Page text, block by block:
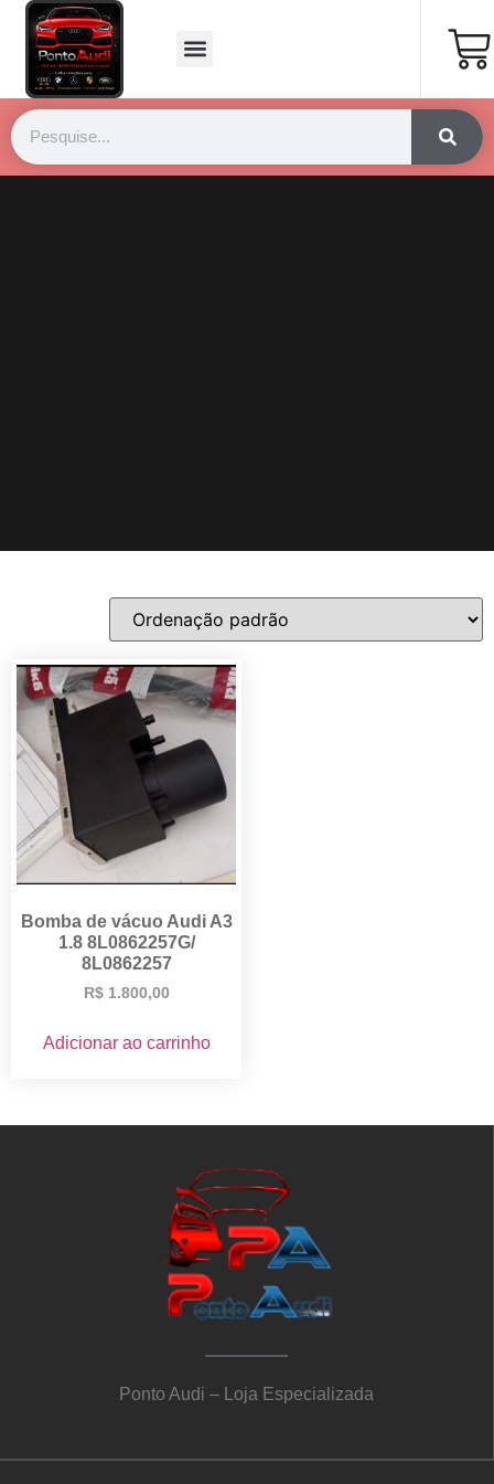
Bomba de vácuo Audi A3
1.8 8L0862257G/
8L0862257
R$1.800,00
Adicionar ao carrinho
Ponto Audi – Loja Especializada